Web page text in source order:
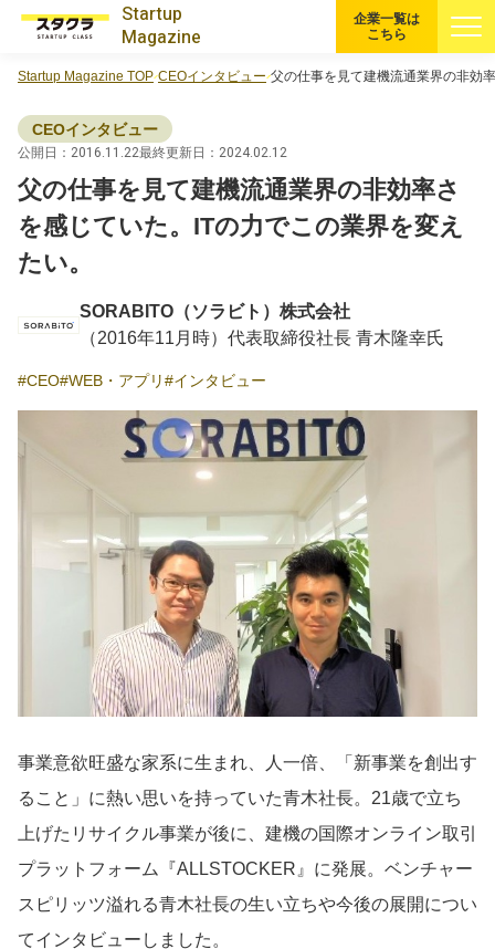
Startup
Magazine
注目スタートアップ
イベント・セミナー
特集記事
CEOインタビュー
大学発スタートアップ
Startup Magazine
企業一覧は
こちら
Startup Magazine TOP CEOインタビュー 父の仕事を見て建機流通業界の非効
CEOインタビュー
公開日：2016.11.22最終更新日：2024.02.12
父の仕事を見て建機流通業界の非効率さ
を感じていた。ITの力でこの業界を変え
たい。
SORABITO（ソラビト）株式会社
（2016年11月時）代表取締役社長 青木隆幸氏
CEO WEB・アプリ インタビュー
事業意欲旺盛な家系に生まれ、人一倍、「新事業を創出す
ること」に熱い思いを持っていた青木社長。21歳で立ち
上げたリサイクル事業が後に、建機の国際オンライン取引
プラットフォーム『ALLSTOCKER』に発展。ベンチャー
スピリッツ溢れる青木社長の生い立ちや今後の展開につい
てインタビューしました。